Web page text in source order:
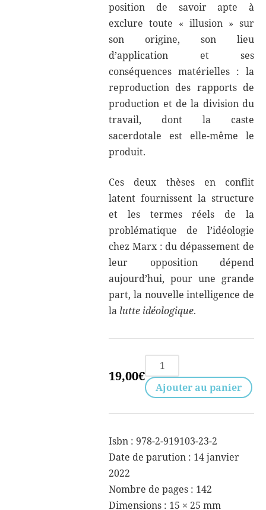
position de savoir apte à
exclure toute « illusion » sur
son origine, son lieu
d’application et ses
conséquences matérielles : la
reproduction des rapports de
production et de la division du
travail, dont la caste
sacerdotale est elle-même le
produit.
Ces deux thèses en conflit
latent fournissent la structure
et les termes réels de la
problématique de l’idéologie
chez Marx : du dépassement de
leur opposition dépend
aujourd’hui, pour une grande
part, la nouvelle intelligence de
la lutte idéologique.
19,00€
quantité
de
Marx
et
problème
de
Ajouter au panier
Isbn : 978-2-919103-23-2
Date de parution : 14 janvier
2022
Nombre de pages : 142
Dimensions : 15 × 25 mm